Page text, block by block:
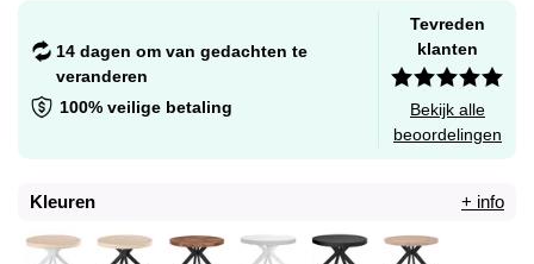
14 dagen om van gedachten te
veranderen
100% veilige betaling
Tevreden
klanten
Bekijk alle
beoordelingen
Kleuren + info